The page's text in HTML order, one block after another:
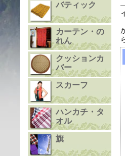
バティック
カーテン・の
れん
クッションカ
バー
スカーフ
ハンカチ・タ
オル
旗